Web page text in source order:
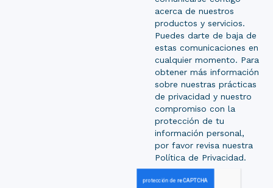
acerca de nuestros
productos y servicios.
Puedes darte de baja de
estas comunicaciones en
cualquier momento. Para
obtener más información
sobre nuestras prácticas
de privacidad y nuestro
compromiso con la
protección de tu
información personal,
por favor revisa nuestra
Política de Privacidad.